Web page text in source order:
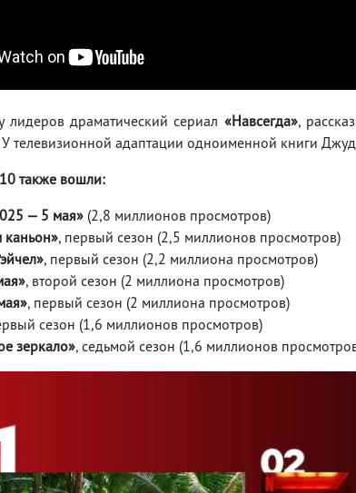
лидеров драматический сериал «Навсегда»,
телевизионной адаптации одноименной книги
также вошли:
— 5 мая» (2,8 миллионов просмотров)
каньон», первый сезон (2,5 миллионов просмотров)
, первый сезон (2,2 миллиона просмотров)
, второй сезон (2 миллиона просмотров)
, первый сезон (2 миллиона просмотров)
сезон (1,6 миллионов просмотров)
зеркало», седьмой сезон (1,6 миллионов